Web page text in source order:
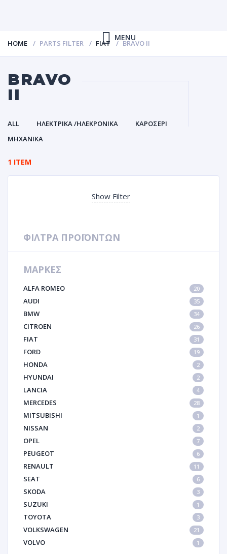
MENU
HOME PARTS FILTER FIAT BRAVO II
BRAVO
II
ALL ΗΛΕΚΤΡΙΚΑ /ΗΛΕΚΡΟΝΙΚΑ
ΚΑΡΟΣΕΡΙ
ΜΗΧΑΝΙΚΑ
1 ITEM
Show Filter
ΦΙΛΤΡΑ ΠΡΟΪΟΝΤΩΝ
ΜΑΡΚΕΣ
ALFA ROMEO 20
AUDI 35
BMW 34
CITROEN 26
FIAT 31
FORD 19
HONDA 2
HYUNDAI 2
LANCIA 4
MERCEDES 28
MITSUBISHI 1
NISSAN 2
OPEL 7
PEUGEOT 6
RENAULT 11
SEAT 6
SKODA 3
SUZUKI 1
TOYOTA 3
VOLKSWAGEN 21
VOLVO 1